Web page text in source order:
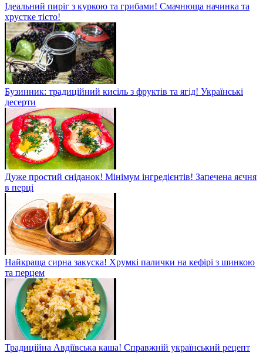
Ідеальний пиріг з куркою та грибами! Смачнюща начинка та
хрустке тісто!
Бузинник: традиційний кисіль з фруктів та ягід! Українські
десерти
Дуже простий сніданок! Мінімум інгредієнтів! Запечена яєчня
в перці
Найкраща сирна закуска! Хрумкі палички на кефірі з шинкою
та перцем
Традиційна Авдіївська каша! Справжній український рецепт